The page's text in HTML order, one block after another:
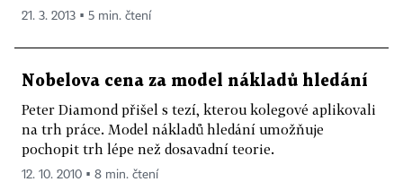
21. 3. 2013 ▪ 5 min. čtení
Nobelova cena za model nákladů hledání
Peter Diamond přišel s tezí, kterou kolegové aplikovali
na trh práce. Model nákladů hledání umožňuje
pochopit trh lépe než dosavadní teorie.
12. 10. 2010 ▪ 8 min. čtení